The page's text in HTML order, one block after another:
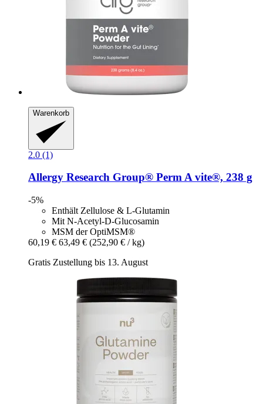
Warenkorb
2.0 (1)
Allergy Research Group® Perm A vite®, 238 g
-5%
Enthält Zellulose & L-Glutamin
Mit N-Acetyl-D-Glucosamin
MSM der OptiMSM®
60,19 € 63,49 € (252,90 € / kg)
Gratis Zustellung bis 13. August